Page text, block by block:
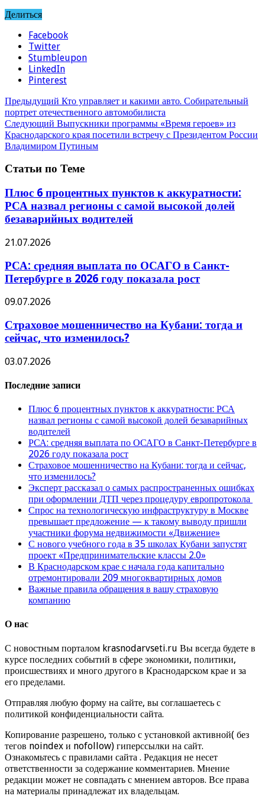
Делиться
Facebook
Twitter
Stumbleupon
LinkedIn
Pinterest
Предыдущий Кто управляет и какими авто. Собирательный
портрет отечественного автомобилиста
Следующий Выпускники программы «Время героев» из
Краснодарского края посетили встречу с Президентом России
Владимиром Путиным
Статьи по Теме
Плюс 6 процентных пунктов к аккуратности:
РСА назвал регионы с самой высокой долей
безаварийных водителей
21.07.2026
РСА: средняя выплата по ОСАГО в Санкт-
Петербурге в 2026 году показала рост
09.07.2026
Страховое мошенничество на Кубани: тогда и
сейчас, что изменилось?
03.07.2026
Последние записи
Плюс 6 процентных пунктов к аккуратности: РСА
назвал регионы с самой высокой долей безаварийных
водителей
РСА: средняя выплата по ОСАГО в Санкт-Петербурге в
2026 году показала рост
Страховое мошенничество на Кубани: тогда и сейчас,
что изменилось?
Эксперт рассказал о самых распространенных ошибках
при оформлении ДТП через процедуру европротокола
Спрос на технологическую инфраструктуру в Москве
превышает предложение — к такому выводу пришли
участники форума недвижимости «Движение»
С нового учебного года в 35 школах Кубани запустят
проект «Предпринимательские классы 2.0»
В Краснодарском крае с начала года капитально
отремонтировали 209 многоквартирных домов
Важные правила обращения в вашу страховую
компанию
О нас
С новостным порталом krasnodarvseti.ru Вы всегда будете в
курсе последних событий в сфере экономики, политики,
происшествиях и много другого в Краснодарском крае и за
его пределами.
Отправляя любую форму на сайте, вы соглашаетесь с
политикой конфиденциальности сайта.
Копирование разрешено, только с установкой активной( без
тегов noindex и nofollow) гиперссылки на сайт.
Ознакомьтесь с правилами сайта . Редакция не несет
ответственности за содержание комментариев. Мнение
редакции может не совпадать с мнением авторов. Все права
на материалы принадлежат их владельцам.